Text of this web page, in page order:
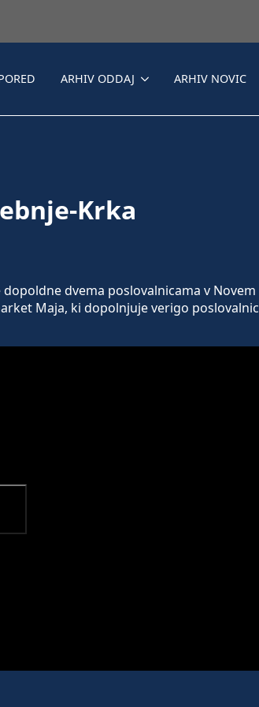
ARHIV ODDAJ ARHIV NOVIC
Krka
dopoldne dvema poslovalnicama v Novem
Maja, ki dopolnjuje verigo poslovalnic